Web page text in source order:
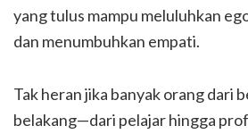
yang tulus mampu meluluhkan
dan menumbuhkan empati.
Tak heran jika banyak orang dari
belakang—dari pelajar hingga